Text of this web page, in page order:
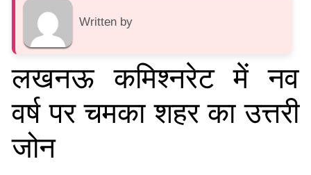
Written by
लखनऊ कमिश्नरेट में नव
वर्ष पर चमका शहर का उत्तरी
जोन